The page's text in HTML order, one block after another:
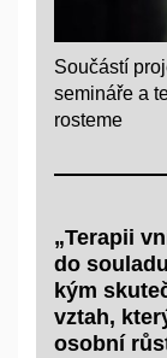
Součástí
semináře a
rosteme
„Terapii
do
kým
vztah,
osobní